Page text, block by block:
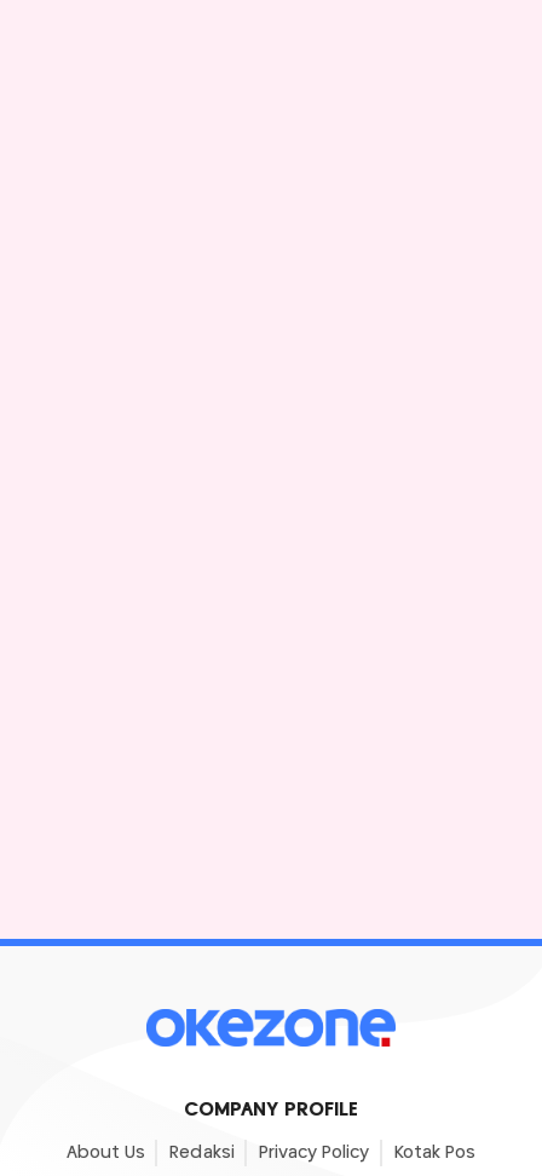
COMPANY PROFILE
About Us Redaksi Privacy Policy Kotak Pos